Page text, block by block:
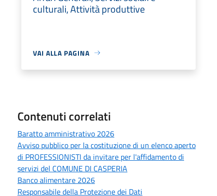
culturali, Attività produttive
VAI ALLA PAGINA
Contenuti correlati
Baratto amministrativo 2026
Avviso pubblico per la costituzione di un elenco aperto
di PROFESSIONISTI da invitare per l'affidamento di
servizi del COMUNE DI CASPERIA
Banco alimentare 2026
Responsabile della Protezione dei Dati